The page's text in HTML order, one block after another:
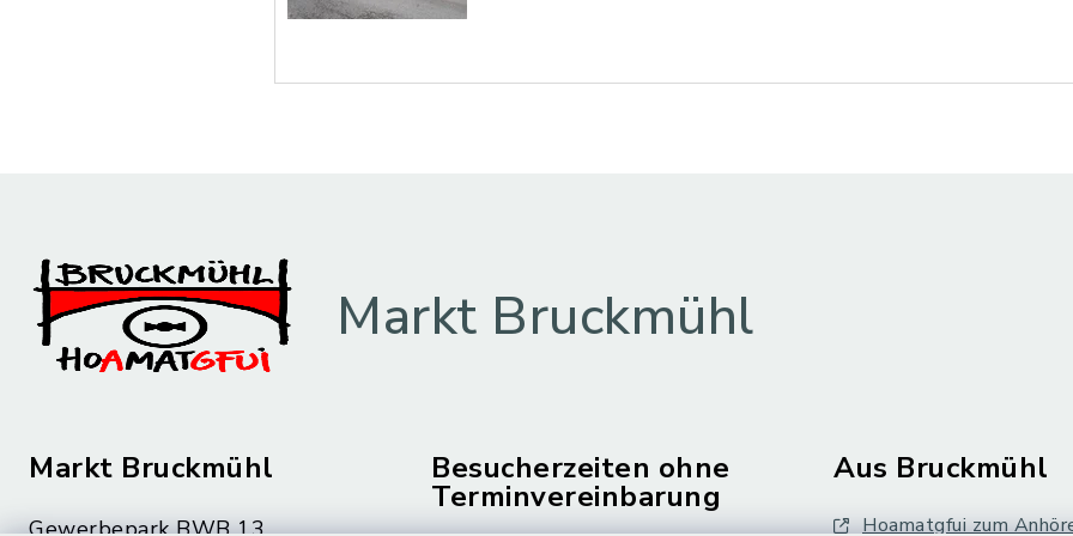
Markt Bruckmühl
Markt Bruckmühl
Gewerbepark BWB 13
Besucherzeiten ohne
Terminvereinbarung
Aus Bruckmühl
Hoamatgfui zum